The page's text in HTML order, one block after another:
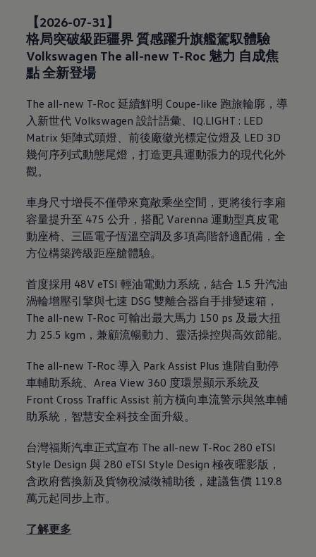
【2026-07-31】
格局突破級距疆界 質感躍升旗艦駕馭體驗
Volkswagen The all-new T-Roc 魅力 自成焦
點 全新登場
The all-new T-Roc 延續鮮明 Coupe-like 跑旅輪廓，導
入新世代 Volkswagen 設計語彙、 IQ.LIGHT : LED
Matrix矩陣式頭燈、前後廠徽光標定位燈及 LED 3D
幾何序列式動態尾燈，打造更具運動張力的現代化外
觀。
車身尺寸增長不僅帶來寬敞乘坐空間，更將後行李廂
容量提升至 475公升，搭配 Varenna運動型真皮電
動座椅、三區電子恆溫空調及多項高階舒適配備，全
方位構築跨級距座艙體驗。
首度採用 48V eTSI輕油電動力系統，結合 1.5 升汽油
渦輪增壓引擎與七速 DSG雙離合器自手排變速箱，
The all-new T-Roc可輸出最大馬力 150 ps 及最大扭
力 25.5 kgm ，兼顧流暢動力、靈活操控與高效節能。
The all-new T-Roc導入 Park Assist Plus進階自動停
車輔助系統、 Area View 360 度環景顯示系統及
Front Cross Traffic Assist前方橫向車流警示與煞車輔
助系統，智慧安全科技全面升級。
台灣福斯汽車正式宣布 The all-new T-Roc 280 eTSI
Style Design 與 280 eTSI Style Design 極夜曜影版，
含政府舊換新及貨物稅減徵補助後，建議售價 119.8
萬元起同步上市。
了解更多